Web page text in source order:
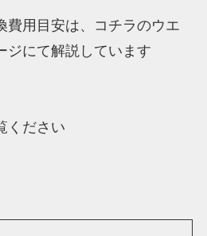
費用目安は、コチラのウエ
ジにて解説しています
ください